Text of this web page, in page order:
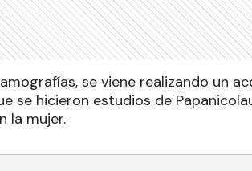
se viene realizando un
se hicieron estudios de
la mujer.